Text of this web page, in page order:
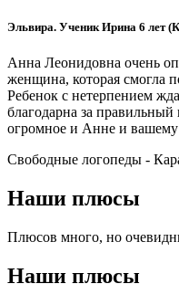
Эльвира. Ученик Ирина 6 лет
Анна Леонидовна очень
женщина, которая смогла
Ребенок с нетерпением
благодарна за
огромное и Анне и вашему
Свободные логопеды -
Наши плюсы
Плюсов много, но
Наши плюсы